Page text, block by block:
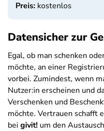
Preis: kostenlos
Datensicher zur
Egal, ob man schenken
möchte, an einer
vorbei. Zumindest, wenn
Nutzer:in erscheinen und
Verschenken und
möchte. Vertrauen schafft
bei givit! um den